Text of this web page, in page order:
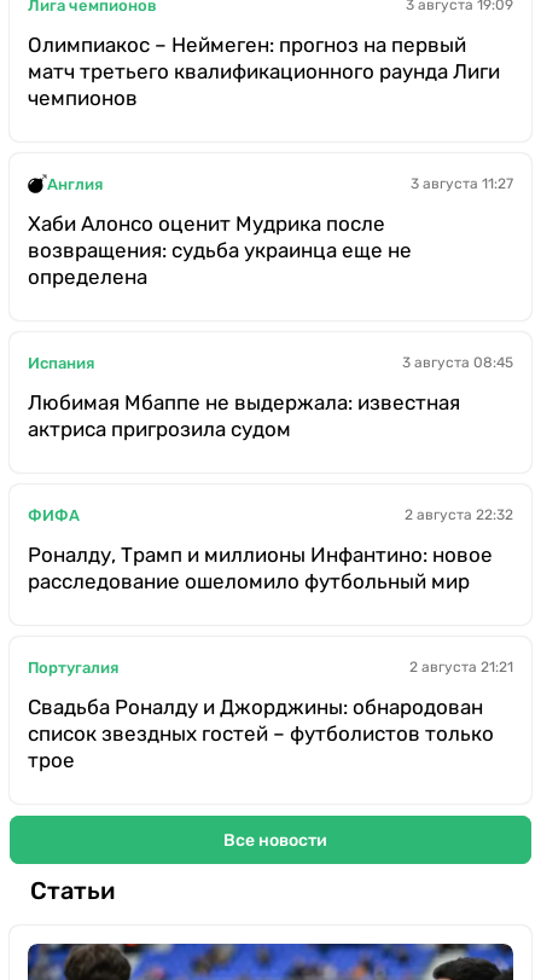
Лига чемпионов 3 августа 19:09
Олимпиакос – Неймеген: прогноз на первый
матч третьего квалификационного раунда Лиги
чемпионов
Англия 3 августа 11:27
Хаби Алонсо оценит Мудрика после
возвращения: судьба украинца еще не
определена
Испания 3 августа 08:45
Любимая Мбаппе не выдержала: известная
актриса пригрозила судом
ФИФА 2 августа 22:32
Роналду, Трамп и миллионы Инфантино: новое
расследование ошеломило футбольный мир
Португалия 2 августа 21:21
Свадьба Роналду и Джорджины: обнародован
список звездных гостей – футболистов только
трое
Все новости
Статьи